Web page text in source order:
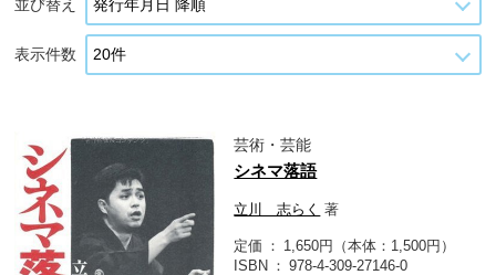
並び替え
表示件数
芸術・芸能
シネマ落語
立川 志らく 著
定価
1,650円（本体：1,500円）
ISBN
978-4-309-27146-0